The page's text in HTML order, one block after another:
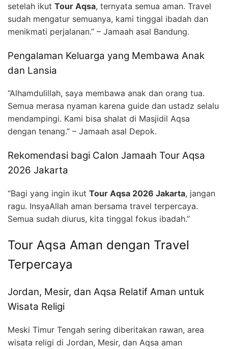
setelah ikut Tour Aqsa, ternyata semua aman. Travel
sudah mengatur semuanya, kami tinggal ibadah dan
menikmati perjalanan.” – Jamaah asal Bandung.
Pengalaman Keluarga yang Membawa Anak
dan Lansia
“Alhamdulillah, saya membawa anak dan orang tua.
Semua merasa nyaman karena guide dan ustadz selalu
mendampingi. Kami bisa shalat di Masjidil Aqsa
dengan tenang.” – Jamaah asal Depok.
Rekomendasi bagi Calon Jamaah Tour Aqsa
2026 Jakarta
“Bagi yang ingin ikut Tour Aqsa 2026 Jakarta, jangan
ragu. InsyaAllah aman bersama travel terpercaya.
Semua sudah diurus, kita tinggal fokus ibadah.”
Tour Aqsa Aman dengan Travel
Terpercaya
Jordan, Mesir, dan Aqsa Relatif Aman untuk
Wisata Religi
Meski Timur Tengah sering diberitakan rawan, area
wisata religi di Jordan, Mesir, dan Aqsa aman